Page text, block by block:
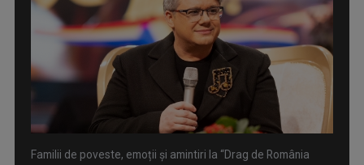
Premierul Ilie Bolojan, în ediție specială la TVR 1, înaintea